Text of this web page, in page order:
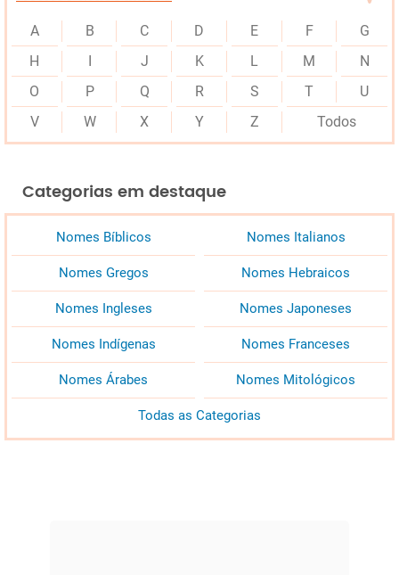
A B C D E F
G
H
I J K L M
N
O
P Q R S T
U
V
W X Y Z Todos
Categorias em destaque
Nomes Bíblicos Nomes Italianos
Nomes Gregos Nomes Hebraicos
Nomes Ingleses Nomes Japoneses
Nomes Indígenas Nomes Franceses
Nomes Árabes Nomes Mitológicos
Todas as Categorias